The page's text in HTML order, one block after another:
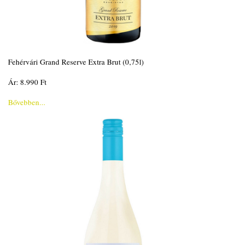
Fehérvári Grand Reserve Extra Brut (0,75l)
Ár: 8.990 Ft
Bővebben...